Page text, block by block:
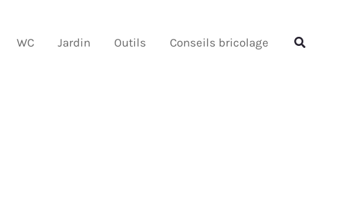
WC Jardin Outils Conseils bricolage Rechercher